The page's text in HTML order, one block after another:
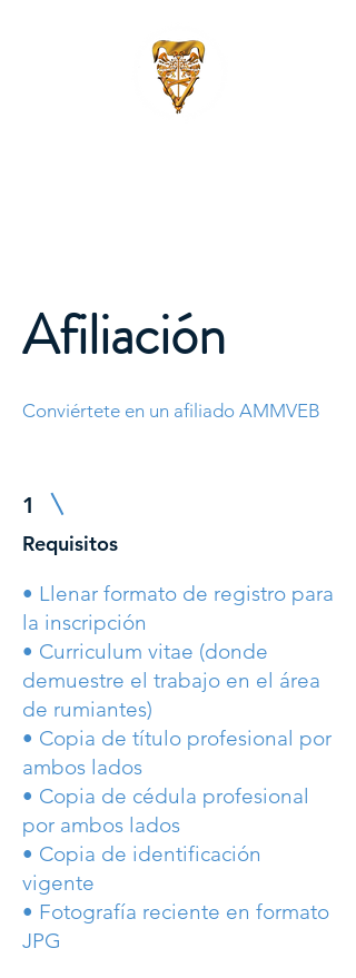
Afiliación
Conviértete en un afiliado AMMVEB
1
Requisitos
• Llenar formato de registro para
la inscripción
• Curriculum vitae (donde
demuestre el trabajo en el área
de rumiantes)
• Copia de título profesional por
ambos lados
• Copia de cédula profesional
por ambos lados
• Copia de identificación
vigente
• Fotografía reciente en formato
JPG